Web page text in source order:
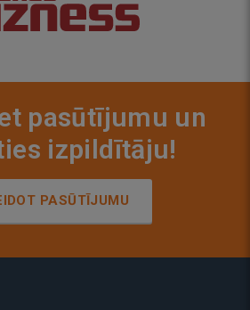
pasūtījumu un
izpildītāju!
PASŪTĪJUMU